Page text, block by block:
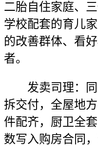
二胎自住家庭、
学校配套的育儿
的改善群体、看
者。
发卖司理：同
拆交付，全屋地
件配齐，厨卫全
数写入购房合同，